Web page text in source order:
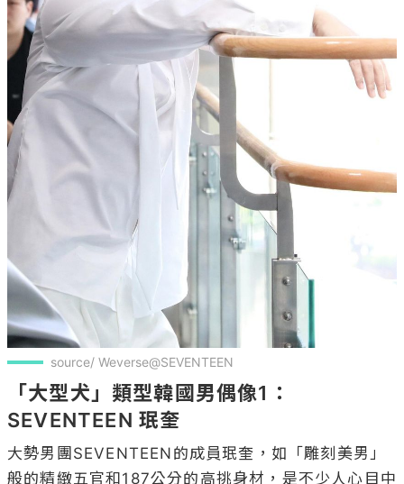
source/ Weverse@SEVENTEEN
「大型犬」類型韓國男偶像1：
SEVENTEEN 珉奎
大勢男團SEVENTEEN的成員珉奎，如「雕刻美男」
般的精緻五官和187公分的高挑身材，是不少人心目中